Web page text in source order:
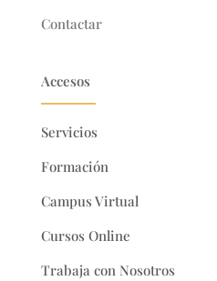
Contactar
Accesos
Servicios
Formación
Campus Virtual
Cursos Online
Trabaja con Nosotros